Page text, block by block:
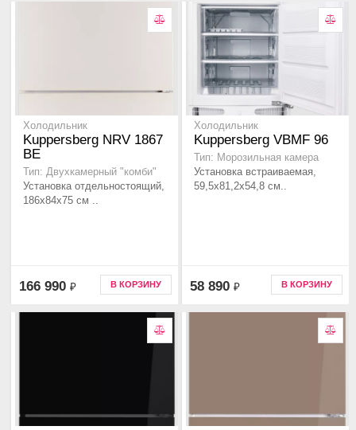
Холодильник
Kuppersberg NRV 1867
BE
Тип: Двухкамерный "комби"
Установка отдельностоящий,
186х84х75 см ..
166 990 ₽ В КОРЗИНУ
Холодильник
Kuppersberg VBMF 96
Тип: Морозильная камера
Установка встраиваемая,
59,5x81,2x54,8 см..
58 890 ₽ В КОРЗИНУ